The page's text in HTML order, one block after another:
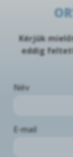
Kérjük
eddig
Név
E-mail